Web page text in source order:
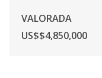
VALORADA
US$$4,850,000